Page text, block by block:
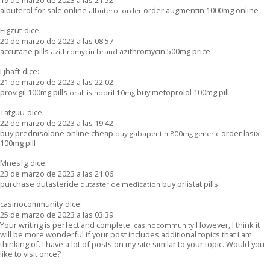
albuterol for sale online albuterol order order augmentin 1000mg online
Eigzut dice:
20 de marzo de 2023 a las 08:57
accutane pills azithromycin brand azithromycin 500mg price
Ljhaft dice:
21 de marzo de 2023 a las 22:02
provigil 100mg pills oral lisinopril 10mg buy metoprolol 100mg pill
Tatguu dice:
22 de marzo de 2023 a las 19:42
buy prednisolone online cheap buy gabapentin 800mg generic order lasix
100mg pill
Mnesfg dice:
23 de marzo de 2023 a las 21:06
purchase dutasteride dutasteride medication buy orlistat pills
casinocommunity dice:
25 de marzo de 2023 a las 03:39
Your writing is perfect and complete. casinocommunity However, I think it
will be more wonderful if your post includes additional topics that I am
thinking of. I have a lot of posts on my site similar to your topic. Would you
like to visit once?